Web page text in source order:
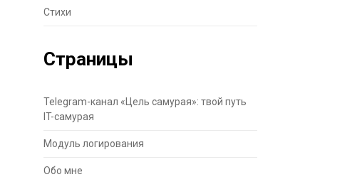
Стихи
Страницы
Telegram-канал «Цель самурая»: твой путь
IT-самурая
Модуль логирования
Обо мне